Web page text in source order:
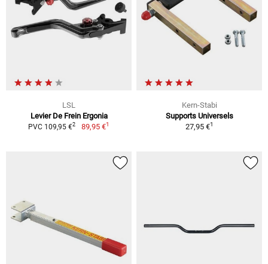
LSL
Levier De Frein Ergonia
PVC 109,95 €2 89,95 €1
Kern-Stabi
Supports Universels
27,95 €1